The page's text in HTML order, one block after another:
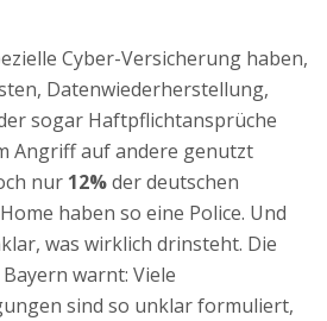
Cyber-Versicherung haben,
Datenwiederherstellung,
sogar Haftpflichtansprüche
Angriff auf andere genutzt
nur 12%der deutschen
haben so eine Police. Und
was wirklich drinsteht. Die
warnt: Viele
sind so unklar formuliert,